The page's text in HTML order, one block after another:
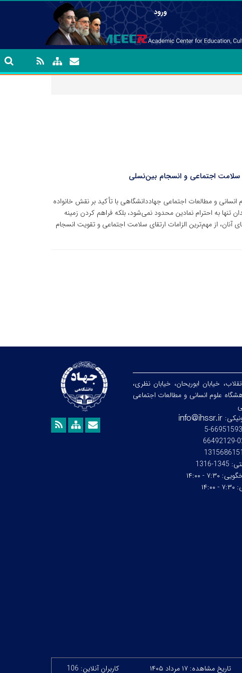
ورود
اجتماعی و انسجام بین‌نسلی
و مطالعات اجتماعی جهاددانشگاهی با تأکید بر نقش خانواده
به احترام نمادین محدود نمی‌شود، بلکه فراهم کردن زمینه
از مهم‌ترین الزامات ارتقای سلامت اجتماعی و تقویت انسجام
خیابان ابوریحان، خیابان نظری،
پژوهشگاه علوم انسانی و مطالعات اجتماعی
021-
1315686151
1345-1316
۷:۳۰ - ۱۴:۰۰
۷:۳۰ - ۱۴:۰۰
تاریخ مشاهده: ۱۷ مرداد ۱۴۰۵ کاربران آنلاین: 106